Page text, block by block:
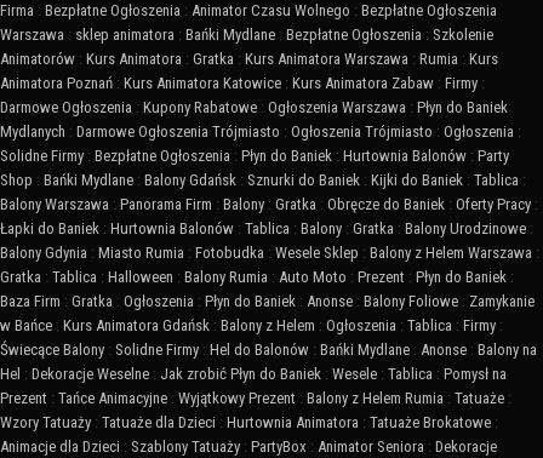
Firma : Bezpłatne Ogłoszenia : Animator Czasu Wolnego : Bezpłatne Ogłoszenia
Warszawa : sklep animatora : Bańki Mydlane : Bezpłatne Ogłoszenia : Szkolenie
Animatorów : Kurs Animatora : Gratka : Kurs Animatora Warszawa : Rumia : Kurs
Animatora Poznań : Kurs Animatora Katowice : Kurs Animatora Zabaw : Firmy :
Darmowe Ogłoszenia : Kupony Rabatowe : Ogłoszenia Warszawa : Płyn do Baniek
Mydlanych : Darmowe Ogłoszenia Trójmiasto : Ogłoszenia Trójmiasto : Ogłoszenia :
Solidne Firmy : Bezpłatne Ogłoszenia : Płyn do Baniek : Hurtownia Balonów : Party
Shop : Bańki Mydlane : Balony Gdańsk : Sznurki do Baniek : Kijki do Baniek : Tablica :
Balony Warszawa : Panorama Firm : Balony : Gratka : Obręcze do Baniek : Oferty Pracy :
Łapki do Baniek : Hurtownia Balonów : Tablica : Balony : Gratka : Balony Urodzinowe :
Balony Gdynia : Miasto Rumia : Fotobudka : Wesele Sklep : Balony z Helem Warszawa :
Gratka : Tablica : Halloween : Balony Rumia : Auto Moto : Prezent : Płyn do Baniek :
Baza Firm : Gratka : Ogłoszenia : Płyn do Baniek : Anonse : Balony Foliowe : Zamykanie
w Bańce : Kurs Animatora Gdańsk : Balony z Helem : Ogłoszenia : Tablica : Firmy :
Świecące Balony : Solidne Firmy : Hel do Balonów : Bańki Mydlane : Anonse : Balony na
Hel : Dekoracje Weselne : Jak zrobić Płyn do Baniek : Wesele : Tablica : Pomysł na
Prezent : Tańce Animacyjne : Wyjątkowy Prezent : Balony z Helem Rumia : Tatuaże :
Wzory Tatuaży : Tatuaże dla Dzieci : Hurtownia Animatora : Tatuaże Brokatowe :
Animacje dla Dzieci : Szablony Tatuaży : PartyBox : Animator Seniora : Dekoracje